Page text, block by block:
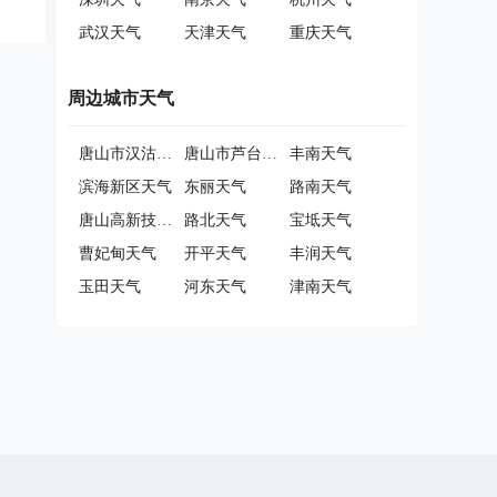
武汉天气
天津天气 重庆天气
周边城市天气
唐山市汉沽管理区天气 唐山市芦台经济技术开发区天气
丰南天气
滨海新区天气
东丽天气
路南天气
唐山高新技术产业开发区天气
路北天气
宝坻天气
曹妃甸天气
开平天气
丰润天气
玉田天气
河东天气 津南天气